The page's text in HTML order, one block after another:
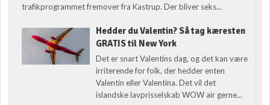
trafikprogrammet fremover fra Kastrup. Der bliver seks...
Hedder du Valentin? Så tag kæresten
GRATIS til New York
Det er snart Valentins dag, og det kan være
irriterende for folk, der hedder enten
Valentin eller Valentina. Det vil det
islandske lavprisselskab WOW air gerne...